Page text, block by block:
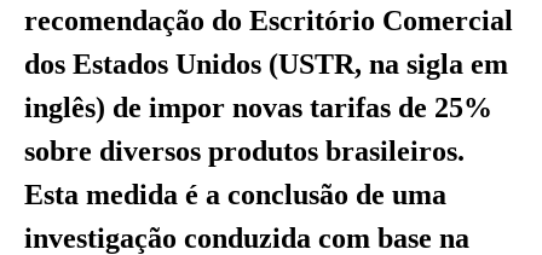
recomendação do Escritório Comercial
dos Estados Unidos (USTR, na sigla em
inglês) de impor novas tarifas de 25%
sobre diversos produtos brasileiros.
Esta medida é a conclusão de uma
investigação conduzida com base na